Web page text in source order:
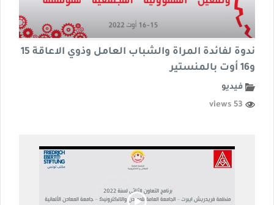
ندوة لفائدة المراة والشباب العامل وذوي الاعاقة 15
و16 أوت بالمنستير
فيديو